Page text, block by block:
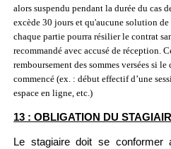
alors suspendu pendant la durée du cas
excède 30 jours et qu'aucune solution
chaque partie pourra résilier le contrat
recommandé avec accusé de réception.
remboursement des sommes versées si
commencé (ex. : début effectif d’une
espace en ligne, etc.)
13 : OBLIGATION DU
Le stagiaire doit se